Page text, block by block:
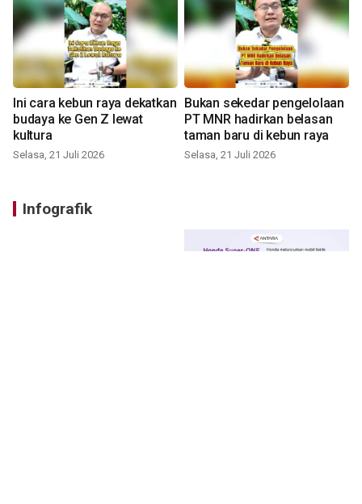
Ini cara kebun raya dekatkan
budaya ke Gen Z lewat
kultura
Selasa, 21 Juli 2026
Bukan sekedar pengelolaan
PT MNR hadirkan belasan
taman baru di kebun raya
Selasa, 21 Juli 2026
Infografik